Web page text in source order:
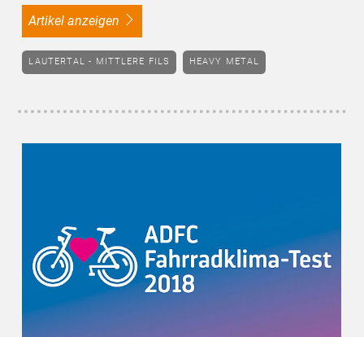
Artikel anzeigen
LAUTERTAL - MITTLERE FILS HEAVY METAL